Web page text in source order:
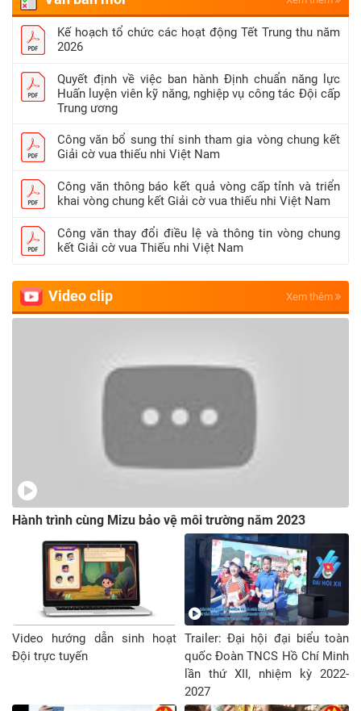
Kế hoạch tổ chức các hoạt động Tết Trung thu năm
2026
Quyết định về việc ban hành Định chuẩn năng lực
Huấn luyện viên kỹ năng, nghiệp vụ công tác Đội cấp
Trung ương
Công văn bổ sung thí sinh tham gia vòng chung kết
Giải cờ vua thiếu nhi Việt Nam
Công văn thông báo kết quả vòng cấp tỉnh và triển
khai vòng chung kết Giải cờ vua thiếu nhi Việt Nam
Công văn thay đổi điều lệ và thông tin vòng chung
kết Giải cờ vua Thiếu nhi Việt Nam
Video clip Xem thêm
Hành trình cùng Mizu bảo vệ môi trường năm 2023
Video hướng dẫn sinh hoạt
Đội trực tuyến
Trailer: Đại hội đại biểu toàn
quốc Đoàn TNCS Hồ Chí Minh
lần thứ XII, nhiệm kỳ 2022-
2027